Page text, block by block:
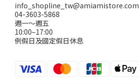
info_shopline_tw@amiamistore.com
04-3603-5868
週一～週五
10:00–17:00
例假日及國定假日休息